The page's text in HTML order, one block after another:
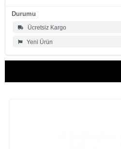
Durumu
Ücretsiz Kargo
Yeni Ürün